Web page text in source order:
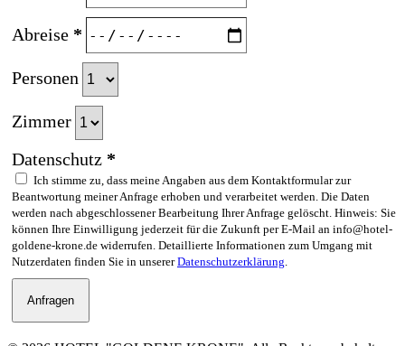
Abreise *
Personen
Zimmer
Datenschutz *
Ich stimme zu, dass meine Angaben aus dem Kontaktformular zur
Beantwortung meiner Anfrage erhoben und verarbeitet werden. Die Daten
werden nach abgeschlossener Bearbeitung Ihrer Anfrage gelöscht. Hinweis: Sie
können Ihre Einwilligung jederzeit für die Zukunft per E-Mail an info@hotel-
goldene-krone.de widerrufen. Detaillierte Informationen zum Umgang mit
Nutzerdaten finden Sie in unsererDatenschutzerklärung.
Anfragen